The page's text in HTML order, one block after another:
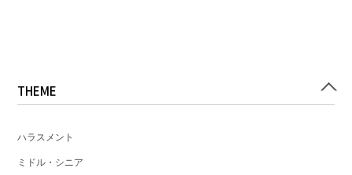
THEME
ハラスメント
ミドル・シニア